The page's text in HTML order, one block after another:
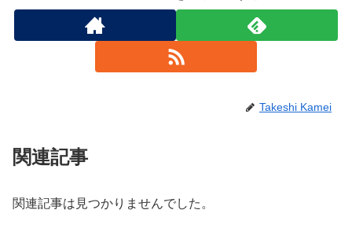
Takeshi Kamei
関連記事
関連記事は見つかりませんでした。